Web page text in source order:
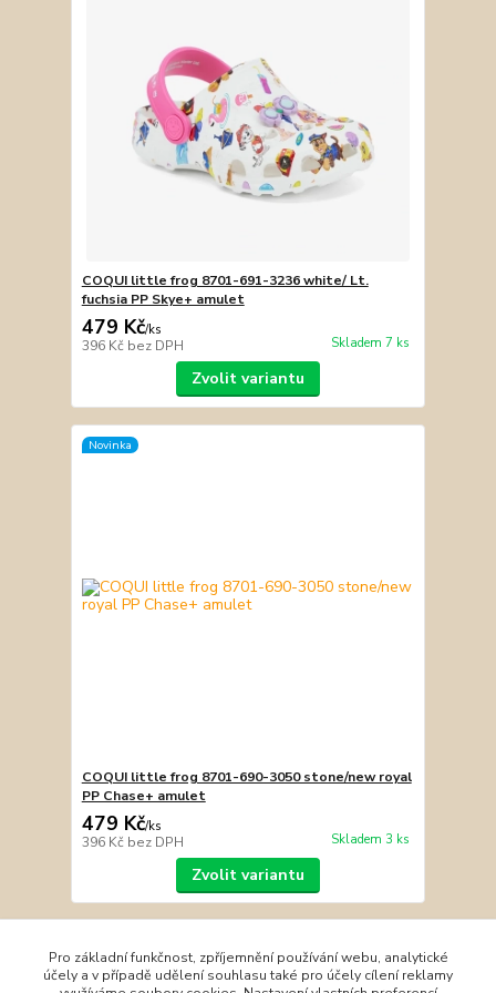
COQUI little frog 8701-691-3236 white/ Lt.
fuchsia PP Skye+ amulet
479 Kč/ks
396 Kč bez DPH Skladem 7 ks
Zvolit variantu
Novinka
COQUI little frog 8701-690-3050 stone/new royal
PP Chase+ amulet
479 Kč/ks
396 Kč bez DPH Skladem 3 ks
Zvolit variantu
Načíst další produkty (8)
strana z 2další
Pro základní funkčnost, zpříjemnění používání webu, analytické
účely a v případě udělení souhlasu také pro účely cílení reklamy